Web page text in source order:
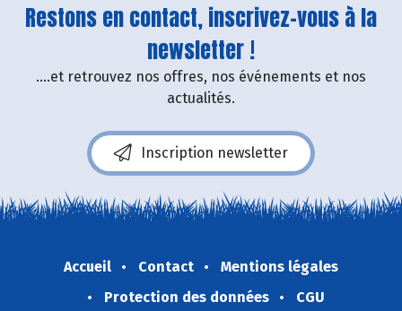
Restons en contact, inscrivez-vous à la
newsletter !
....et retrouvez nos offres, nos événements et nos
actualités.
Inscription newsletter
Accueil Contact
Mentions légales
Protection des données
CGU